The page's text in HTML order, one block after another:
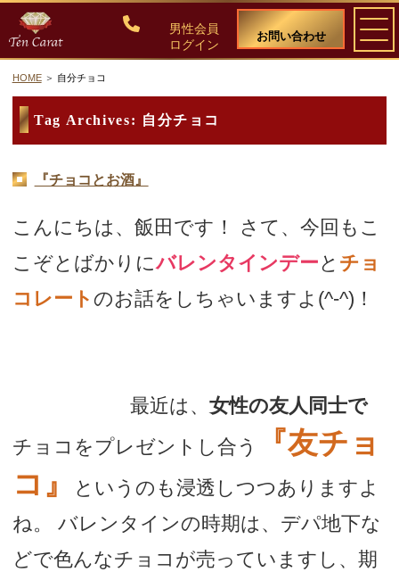
男性会員
ログイン
お問い合わせ
教養ある女性の募集に注力しています
50代・60代のための後悔しない選び方
男性会員様の声
デートまでの流れ
アフィリエイトをご検討の皆様へ。
HOME 自分チョコ
Tag Archives: 自分チョコ
『チョコとお酒』
こんにちは、飯田です！ さて、今回もこ
こぞとばかりにバレンタインデーと チョ
コレート のお話をしちゃいますよ(^-^)！
最近は、 女性の友人同士で
チョコをプレゼントし合う
『友チョ
コ』
というのも浸透しつつありますよ
ね。 バレンタインの時期は、デパ地下な
どで色んなチョコが売っていますし、期